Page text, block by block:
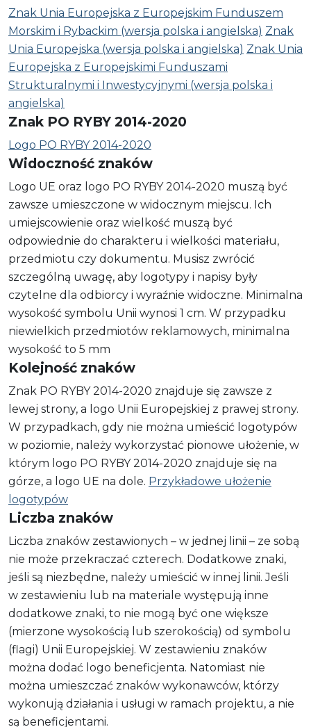
Znak Unia Europejska z Europejskim Funduszem
Morskim i Rybackim (wersja polska i angielska) Znak
Unia Europejska (wersja polska i angielska) Znak Unia
Europejska z Europejskimi Funduszami
Strukturalnymi i Inwestycyjnymi (wersja polska i
angielska)
Znak PO RYBY 2014-2020
Logo PO RYBY 2014-2020
Widoczność znaków
Logo UE oraz logo PO RYBY 2014-2020 muszą być
zawsze umieszczone w widocznym miejscu. Ich
umiejscowienie oraz wielkość muszą być
odpowiednie do charakteru i wielkości materiału,
przedmiotu czy dokumentu. Musisz zwrócić
szczególną uwagę, aby logotypy i napisy były
czytelne dla odbiorcy i wyraźnie widoczne. Minimalna
wysokość symbolu Unii wynosi 1 cm. W przypadku
niewielkich przedmiotów reklamowych, minimalna
wysokość to 5 mm
Kolejność znaków
Znak PO RYBY 2014-2020 znajduje się zawsze z
lewej strony, a logo Unii Europejskiej z prawej strony.
W przypadkach, gdy nie można umieścić logotypów
w poziomie, należy wykorzystać pionowe ułożenie, w
którym logo PO RYBY 2014-2020 znajduje się na
górze, a logo UE na dole. Przykładowe ułożenie
logotypów
Liczba znaków
Liczba znaków zestawionych – w jednej linii – ze sobą
nie może przekraczać czterech. Dodatkowe znaki,
jeśli są niezbędne, należy umieścić w innej linii. Jeśli
w zestawieniu lub na materiale występują inne
dodatkowe znaki, to nie mogą być one większe
(mierzone wysokością lub szerokością) od symbolu
(flagi) Unii Europejskiej. W zestawieniu znaków
można dodać logo beneficjenta. Natomiast nie
można umieszczać znaków wykonawców, którzy
wykonują działania i usługi w ramach projektu, a nie
są beneficjentami.